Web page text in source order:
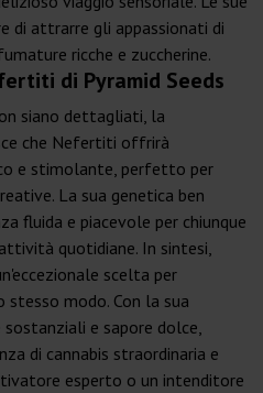
di attrarre gli appassionati di
ricche e zuccherine.
di Pyramid Seeds
siano dettagliati, la
che Nefertiti offrirà
e stimolante, perfetto per
La sua genetica ben
fluida e piacevole per chiunque
quotidiane. In sintesi,
scelta per
modo. Con la sua
e sapore dolce,
di cannabis straordinaria e
esperto o un intenditore